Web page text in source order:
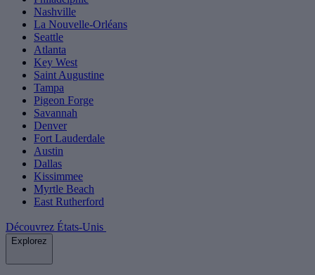
Nashville
La Nouvelle-Orléans
Seattle
Atlanta
Key West
Saint Augustine
Tampa
Pigeon Forge
Savannah
Denver
Fort Lauderdale
Austin
Dallas
Kissimmee
Myrtle Beach
East Rutherford
Découvrez États-Unis
Explorez